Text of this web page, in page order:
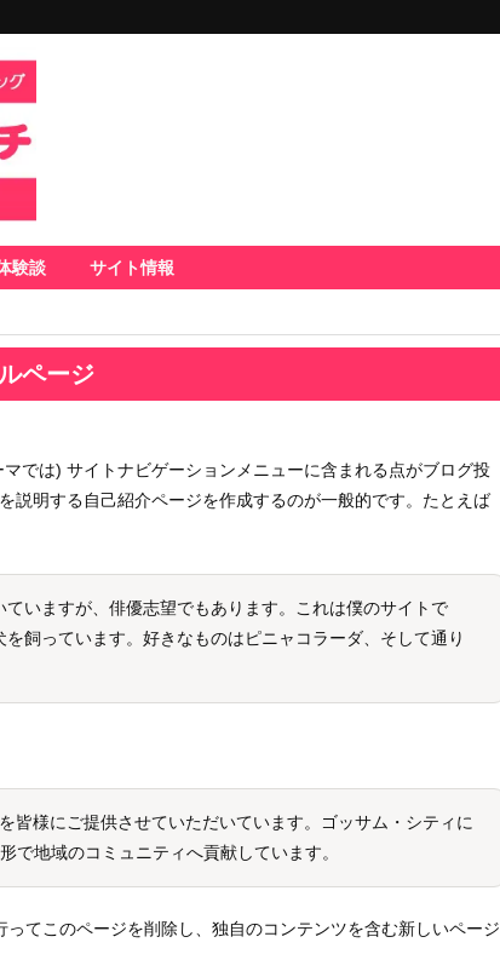
験談 サイト情報
ページ
では) サイトナビゲーションメニューに含まれる点がブログ投
説明する自己紹介ページを作成するのが一般的です。たとえば
いますが、俳優志望でもあります。これは僕のサイトで
飼っています。好きなものはピニャコラーダ、そして通り
様にご提供させていただいています。ゴッサム・シティに
で地域のコミュニティへ貢献しています。
ってこのページを削除し、独自のコンテンツを含む新しいページ